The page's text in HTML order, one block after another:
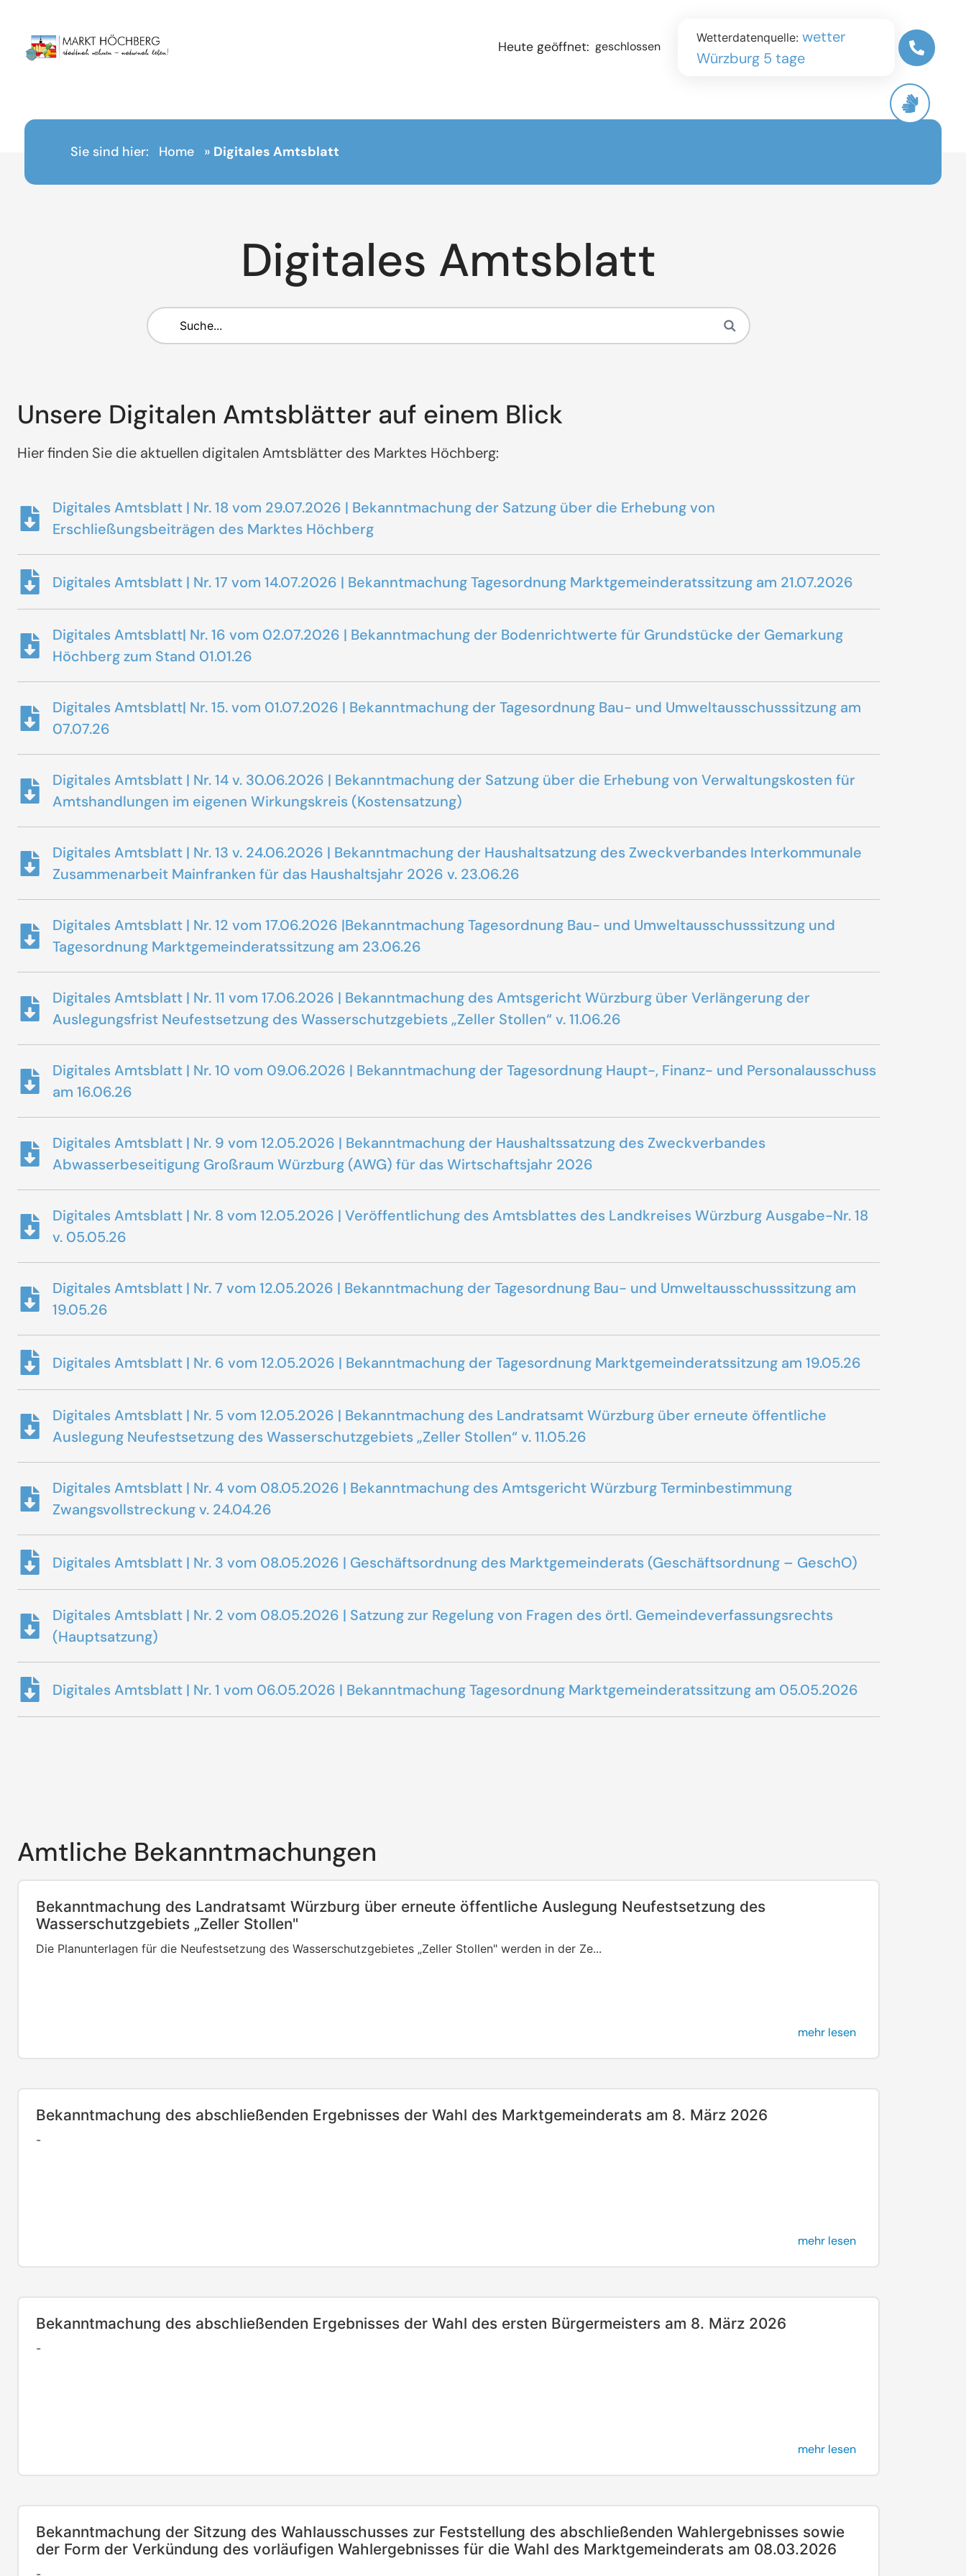
Heute geöffnet: geschlossen
Wetterdatenquelle: wetter
Würzburg 5 tage
Sie sind hier: Home » Digitales Amtsblatt
Digitales Amtsblatt
Unsere Digitalen Amtsblätter auf einem Blick
Hier finden Sie die aktuellen digitalen Amtsblätter des Marktes Höchberg:
Digitales Amtsblatt | Nr. 18 vom 29.07.2026 | Bekanntmachung der Satzung über die Erhebung von
Erschließungsbeiträgen des Marktes Höchberg
Digitales Amtsblatt | Nr. 17 vom 14.07.2026 | Bekanntmachung Tagesordnung Marktgemeinderatssitzung am 21.07.2026
Digitales Amtsblatt| Nr. 16 vom 02.07.2026 | Bekanntmachung der Bodenrichtwerte für Grundstücke der Gemarkung
Höchberg zum Stand 01.01.26
Digitales Amtsblatt| Nr. 15. vom 01.07.2026 | Bekanntmachung der Tagesordnung Bau- und Umweltausschusssitzung am
07.07.26
Digitales Amtsblatt | Nr. 14 v. 30.06.2026 | Bekanntmachung der Satzung über die Erhebung von Verwaltungskosten für
Amtshandlungen im eigenen Wirkungskreis (Kostensatzung)
Digitales Amtsblatt | Nr. 13 v. 24.06.2026 | Bekanntmachung der Haushaltsatzung des Zweckverbandes Interkommunale
Zusammenarbeit Mainfranken für das Haushaltsjahr 2026 v. 23.06.26
Digitales Amtsblatt | Nr. 12 vom 17.06.2026 |Bekanntmachung Tagesordnung Bau- und Umweltausschusssitzung und
Tagesordnung Marktgemeinderatssitzung am 23.06.26
Digitales Amtsblatt | Nr. 11 vom 17.06.2026 | Bekanntmachung des Amtsgericht Würzburg über Verlängerung der
Auslegungsfrist Neufestsetzung des Wasserschutzgebiets „Zeller Stollen“ v. 11.06.26
Digitales Amtsblatt | Nr. 10 vom 09.06.2026 | Bekanntmachung der Tagesordnung Haupt-, Finanz- und Personalausschuss
am 16.06.26
Digitales Amtsblatt | Nr. 9 vom 12.05.2026 | Bekanntmachung der Haushaltssatzung des Zweckverbandes
Abwasserbeseitigung Großraum Würzburg (AWG) für das Wirtschaftsjahr 2026
Digitales Amtsblatt | Nr. 8 vom 12.05.2026 | Veröffentlichung des Amtsblattes des Landkreises Würzburg Ausgabe-Nr. 18
v. 05.05.26
Digitales Amtsblatt | Nr. 7 vom 12.05.2026 | Bekanntmachung der Tagesordnung Bau- und Umweltausschusssitzung am
19.05.26
Digitales Amtsblatt | Nr. 6 vom 12.05.2026 | Bekanntmachung der Tagesordnung Marktgemeinderatssitzung am 19.05.26
Digitales Amtsblatt | Nr. 5 vom 12.05.2026 | Bekanntmachung des Landratsamt Würzburg über erneute öffentliche
Auslegung Neufestsetzung des Wasserschutzgebiets „Zeller Stollen“ v. 11.05.26
Digitales Amtsblatt | Nr. 4 vom 08.05.2026 | Bekanntmachung des Amtsgericht Würzburg Terminbestimmung
Zwangsvollstreckung v. 24.04.26
Digitales Amtsblatt | Nr. 3 vom 08.05.2026 | Geschäftsordnung des Marktgemeinderats (Geschäftsordnung – GeschO)
Digitales Amtsblatt | Nr. 2 vom 08.05.2026 | Satzung zur Regelung von Fragen des örtl. Gemeindeverfassungsrechts
(Hauptsatzung)
Digitales Amtsblatt | Nr. 1 vom 06.05.2026 | Bekanntmachung Tagesordnung Marktgemeinderatssitzung am 05.05.2026
Amtliche Bekanntmachungen
Bekanntmachung des Landratsamt Würzburg über erneute öffentliche Auslegung Neufestsetzung des
Wasserschutzgebiets „Zeller Stollen"
Die Planunterlagen für die Neufestsetzung des Wasserschutzgebietes „Zeller Stollen" werden in der Ze...
mehr lesen
Bekanntmachung des abschließenden Ergebnisses der Wahl des Marktgemeinderats am 8. März 2026
-
mehr lesen
Bekanntmachung des abschließenden Ergebnisses der Wahl des ersten Bürgermeisters am 8. März 2026
-
mehr lesen
Bekanntmachung der Sitzung des Wahlausschusses zur Feststellung des abschließenden Wahlergebnisses sowie
der Form der Verkündung des vorläufigen Wahlergebnisses für die Wahl des Marktgemeinderats am 08.03.2026